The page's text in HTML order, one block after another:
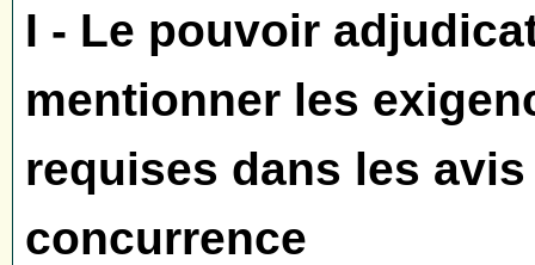
I - Le pouvoir
mentionner les
requises dans les
concurrence